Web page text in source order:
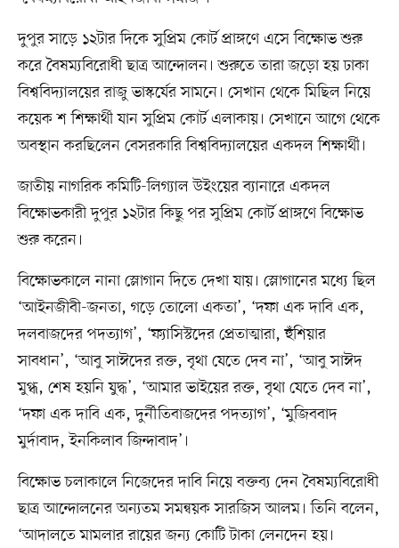
দুপুর সাড়ে ১২টার দিকে সুপ্রিম কোর্ট প্রাঙ্গণে এসে বিক্ষোভ শুরু
করে বৈষম্যবিরোধী ছাত্র আন্দোলন। শুরুতে তারা জড়ো হয় ঢাকা
বিশ্ববিদ্যালয়ের রাজু ভাস্কর্যের সামনে। সেখান থেকে মিছিল নিয়ে
কয়েক শ শিক্ষার্থী যান সুপ্রিম কোর্ট এলাকায়। সেখানে আগে থেকে
অবস্থান করছিলেন বেসরকারি বিশ্ববিদ্যালয়ের একদল শিক্ষার্থী।
জাতীয় নাগরিক কমিটি-লিগ্যাল উইংয়ের ব্যানারে একদল
বিক্ষোভকারী দুপুর ১২টার কিছু পর সুপ্রিম কোর্ট প্রাঙ্গণে বিক্ষোভ
শুরু করেন।
বিক্ষোভকালে নানা স্লোগান দিতে দেখা যায়। স্লোগানের মধ্যে ছিল
‘আইনজীবী-জনতা, গড়ে তোলো একতা’, ‘দফা এক দাবি এক,
দলবাজদের পদত্যাগ’, ‘ফ্যাসিস্টদের প্রেতাত্মারা, হুঁশিয়ার
সাবধান’, ‘আবু সাঈদের রক্ত, বৃথা যেতে দেব না’, ‘আবু সাঈদ
মুগ্ধ, শেষ হয়নি যুদ্ধ’, ‘আমার ভাইয়ের রক্ত, বৃথা যেতে দেব না’,
‘দফা এক দাবি এক, দুর্নীতিবাজদের পদত্যাগ’, ‘মুজিববাদ
মুর্দাবাদ, ইনকিলাব জিন্দাবাদ’।
বিক্ষোভ চলাকালে নিজেদের দাবি নিয়ে বক্তব্য দেন বৈষম্যবিরোধী
ছাত্র আন্দোলনের অন্যতম সমন্বয়ক সারজিস আলম। তিনি বলেন,
‘আদালতে মামলার রায়ের জন্য কোটি টাকা লেনদেন হয়।